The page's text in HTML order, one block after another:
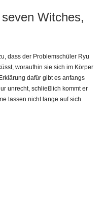
Witches,
dass der Problemschüler Ryu
woraufhin sie sich im Körper
dafür gibt es anfangs
unrecht, schließlich kommt er
lassen nicht lange auf sich